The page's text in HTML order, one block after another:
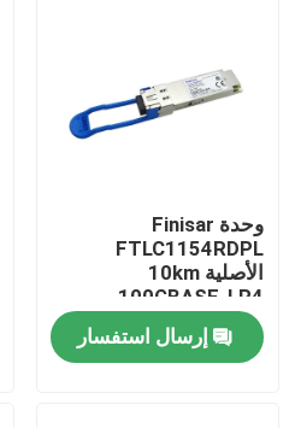
مسكن
منتجات
وحدة Finisar
FTLC1154RDPL
الأصلية 10km
100GBASE-LR4
QSFP28 SMF
Transceiver Optical
إرسال استفسار